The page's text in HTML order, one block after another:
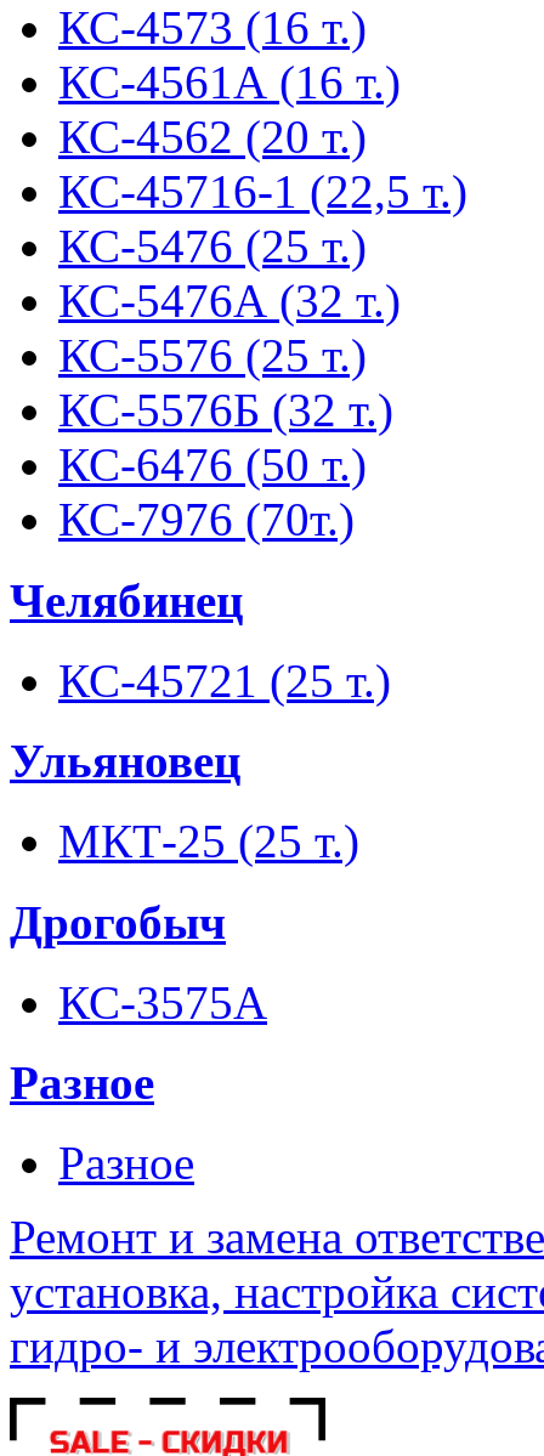
КС-4573 (16 т.)
КС-4561А (16 т.)
КС-4562 (20 т.)
КС-45716-1 (22,5 т.)
КС-5476 (25 т.)
КС-5476А (32 т.)
КС-5576 (25 т.)
КС-5576Б (32 т.)
КС-6476 (50 т.)
КС-7976 (70т.)
Челябинец
КС-45721 (25 т.)
Ульяновец
МКТ-25 (25 т.)
Дрогобыч
КС-3575А
Разное
Разное
Ремонт и замена
установка, настройка
гидро- и